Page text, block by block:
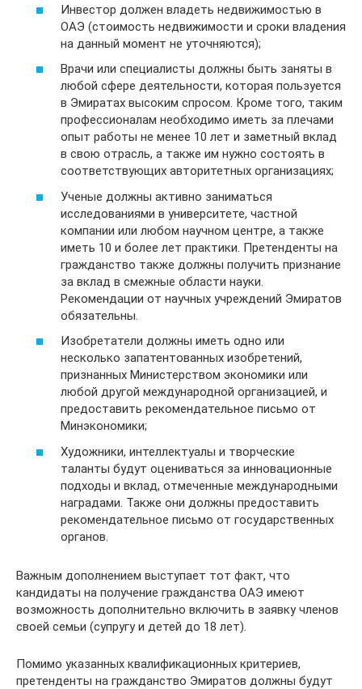
Инвестор должен владеть недвижимостью в
ОАЭ (стоимость недвижимости и сроки владения
на данный момент не уточняются);
Врачи или специалисты должны быть заняты в
любой сфере деятельности, которая пользуется
в Эмиратах высоким спросом. Кроме того, таким
профессионалам необходимо иметь за плечами
опыт работы не менее 10 лет и заметный вклад
в свою отрасль, а также им нужно состоять в
соответствующих авторитетных организациях;
Ученые должны активно заниматься
исследованиями в университете, частной
компании или любом научном центре, а также
иметь 10 и более лет практики. Претенденты на
гражданство также должны получить признание
за вклад в смежные области науки.
Рекомендации от научных учреждений Эмиратов
обязательны.
Изобретатели должны иметь одно или
несколько запатентованных изобретений,
признанных Министерством экономики или
любой другой международной организацией, и
предоставить рекомендательное письмо от
Минэкономики;
Художники, интеллектуалы и творческие
таланты будут оцениваться за инновационные
подходы и вклад, отмеченные международными
наградами. Также они должны предоставить
рекомендательное письмо от государственных
органов.
Важным дополнением выступает тот факт, что
кандидаты на получение гражданства ОАЭ имеют
возможность дополнительно включить в заявку членов
своей семьи (супругу и детей до 18 лет).
Помимо указанных квалификационных критериев,
претенденты на гражданство Эмиратов должны будут